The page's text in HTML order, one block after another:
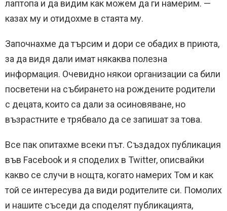
лаптопа и да видим как можем да ги намерим. —
казах му и отидохме в стаята му.
Започнахме да търсим и дори се обадих в приюта,
за да видя дали имат някаква полезна
информация. Очевидно някои организации са били
посветени на събирането на рождените родители
с децата, които са дали за осиновяване, но
възрастните е трябвало да се запишат за това.
Все пак опитахме всеки път. Създадох публикация
във Facebook и я споделих в Twitter, описвайки
какво се случи в нощта, когато намерих Том и как
той се интересува да види родителите си. Помолих
и нашите съседи да споделят публикацията,